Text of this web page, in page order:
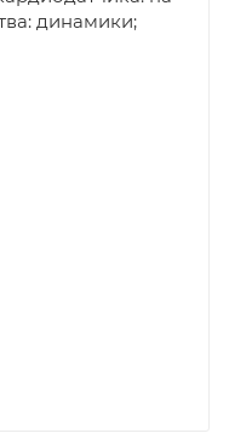
динамики;